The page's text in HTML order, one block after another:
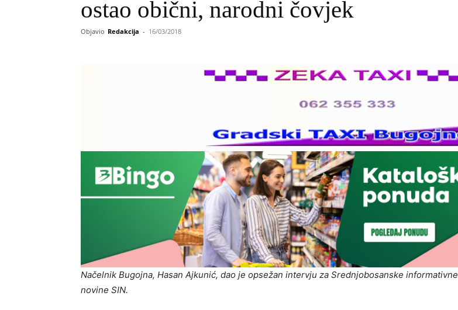
ostao obični, narodni čovjek
Objavio Redakcija - 16/03/2018
Načelnik Bugojna, Hasan Ajkunić, dao je opsežan intervju za Srednjobosanske informativne
novine SIN.